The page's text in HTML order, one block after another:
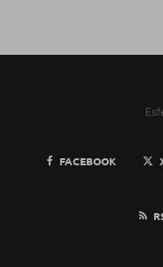
FACEBOOK